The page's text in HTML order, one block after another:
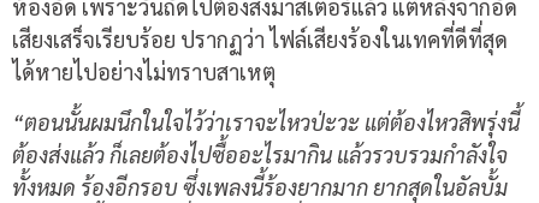
ห้องอัด เพราะวันถัดไปต้องส่งมาสเตอร์แล้ว แต่หลังจากอัด
เสียงเสร็จเรียบร้อย ปรากฏว่า ไฟล์เสียงร้องในเทคที่ดีที่สุด
ได้หายไปอย่างไม่ทราบสาเหตุ
“ตอนนั้นผมนึกในใจไว้ว่าเราจะไหวป่ะวะ แต่ต้องไหวสิพรุ่งนี้
ต้องส่งแล้ว ก็เลยต้องไปซื้ออะไรมากิน แล้วรวบรวมกำลังใจ
ทั้งหมด ร้องอีกรอบ ซึ่งเพลงนี้ร้องยากมาก ยากสุดในอัลบั้ม